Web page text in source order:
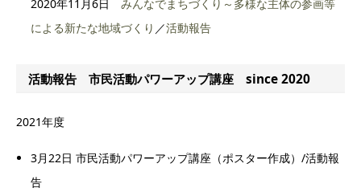
2020年11月6日みんなでまちづくり～多様な主体の参画等
による新たな地域づくり ／活動報告
活動報告 市民活動パワーアップ講座 since 2020
2021年度
3月22日 市民活動パワーアップ講座（ポスター作成）/活動報
告